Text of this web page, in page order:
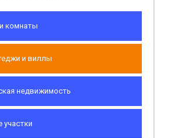
комнаты
и виллы
недвижимость
участки